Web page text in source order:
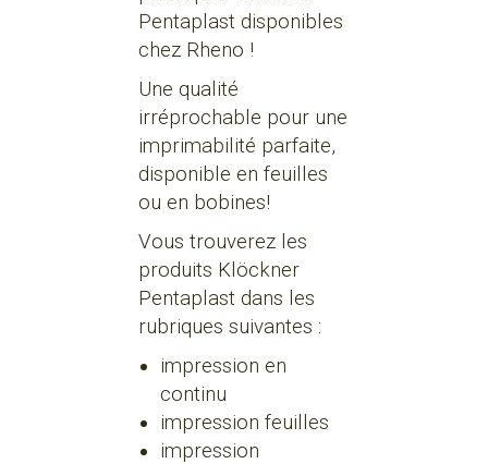
Pentaplast disponibles
chez Rheno !
Une qualité
irréprochable pour une
imprimabilité parfaite,
disponible en feuilles
ou en bobines!
Vous trouverez les
produits Klöckner
Pentaplast dans les
rubriques suivantes :
impression en
continu
impression feuilles
impression